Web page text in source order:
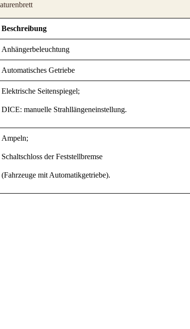
Beschreibung
Anhängerbeleuchtung
Automatisches Getriebe
Elektrische Seitenspiegel;
DICE: manuelle Strahllängeneinstellung.
Ampeln;
Schaltschloss der Feststellbremse
(Fahrzeuge mit Automatikgetriebe).